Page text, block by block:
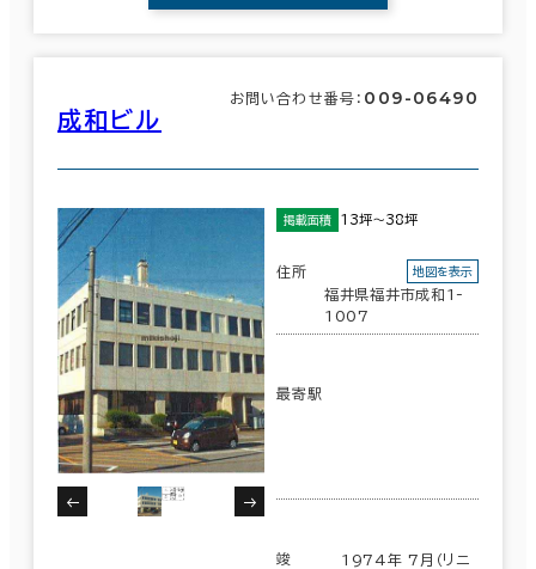
成和ビル
お問い合わせ番号： 009-06490
掲載面積 13坪～38坪
住所
福井県福井市成和1-
1007
地図を表示
最寄駅
竣
1974年 7月（リニ